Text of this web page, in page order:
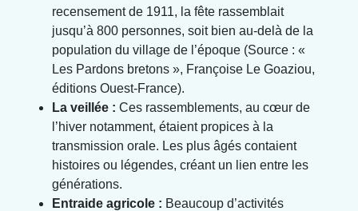
recensement de 1911, la fête rassemblait
jusqu’à 800 personnes, soit bien au-delà de la
population du village de l’époque (Source : «
Les Pardons bretons », Françoise Le Goaziou,
éditions Ouest-France).
La veillée : Ces rassemblements, au cœur de
l’hiver notamment, étaient propices à la
transmission orale. Les plus âgés contaient
histoires ou légendes, créant un lien entre les
générations.
Entraide agricole : Beaucoup d’activités